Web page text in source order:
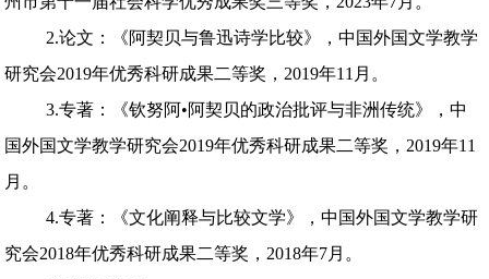
2.论文：《阿契贝与鲁迅诗学比较》，中国外国文学教学
研究会2019年优秀科研成果二等奖，2019年11月。
3.专著：《钦努阿•阿契贝的政治批评与非洲传统》，中
国外国文学教学研究会2019年优秀科研成果二等奖，2019年11
月。
4.专著：《文化阐释与比较文学》，中国外国文学教学研
究会2018年优秀科研成果二等奖，2018年7月。